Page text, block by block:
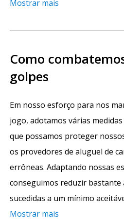
Mostrar mais
Como
golpes
Em nosso esforço para nos
jogo, adotamos várias
que possamos proteger
os provedores de aluguel de
errôneas. Adaptando nossas
conseguimos reduzir bastante
sucedidas a um mínimo
Mostrar mais